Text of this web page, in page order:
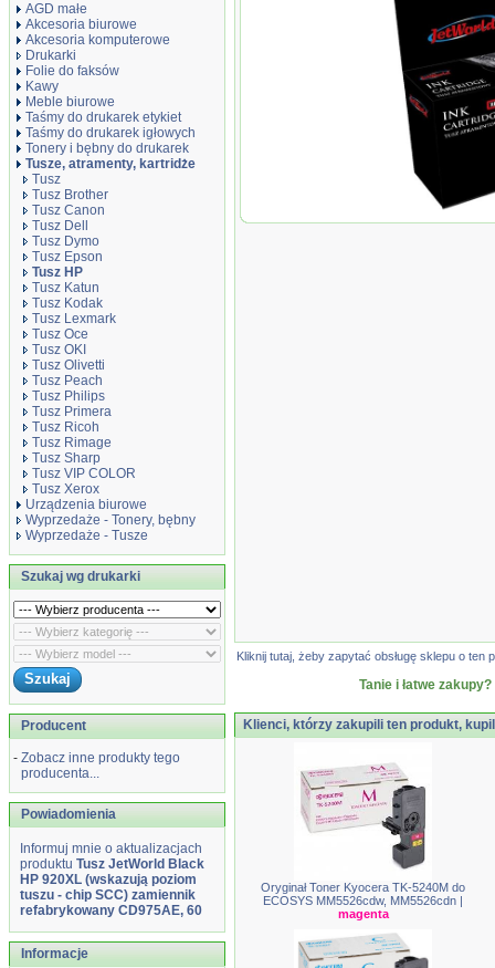
AGD małe
Akcesoria biurowe
Akcesoria komputerowe
Drukarki
Folie do faksów
Kawy
Meble biurowe
Taśmy do drukarek etykiet
Taśmy do drukarek igłowych
Tonery i bębny do drukarek
Tusze, atramenty, kartridże
Tusz
Tusz Brother
Tusz Canon
Tusz Dell
Tusz Dymo
Tusz Epson
Tusz HP
Tusz Katun
Tusz Kodak
Tusz Lexmark
Tusz Oce
Tusz OKI
Tusz Olivetti
Tusz Peach
Tusz Philips
Tusz Primera
Tusz Ricoh
Tusz Rimage
Tusz Sharp
Tusz VIP COLOR
Tusz Xerox
Urządzenia biurowe
Wyprzedaże - Tonery, bębny
Wyprzedaże - Tusze
Szukaj wg drukarki
Producent
- Zobacz inne produkty tego
producenta...
Powiadomienia
Informuj mnie o aktualizacjach
produktu Tusz JetWorld Black
HP 920XL (wskazują poziom
tuszu - chip SCC) zamiennik
refabrykowany CD975AE, 60
Informacje
Tusz JetWorld
Kliknij tutaj, żeby zapytać obsługę sklepu o
Tanie i łatwe
Klienci, którzy zakupili ten produkt,
Oryginał Toner Kyocera TK-5240M do
ECOSYS MM5526cdw, MM5526cdn |
magenta